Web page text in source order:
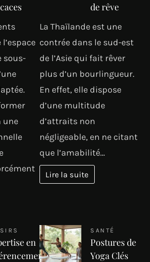
sous-
une
de rêve
La Thaïlande est une
contrée dans le sud-est
de l’Asie qui fait rêver
plus d’un bourlingueur.
En effet, elle dispose
d’une multitude
d’attraits non
négligeable, en ne citant
que l’amabilité…
Lire la suite
en
SANTÉ
Postures de
Yoga Clés